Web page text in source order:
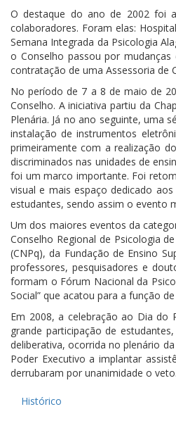
O destaque do ano de 2002 foi
colaboradores. Foram elas:
Semana Integrada da Psicologia
o Conselho passou por
contratação de uma Assessoria de
No período de 7 a 8 de maio de
Conselho. A iniciativa partiu da
Plenária. Já no ano seguinte, uma
instalação de instrumentos
primeiramente com a realização
discriminados nas unidades de
foi um marco importante. Foi
visual e mais espaço dedicado
estudantes, sendo assim o evento
Um dos maiores eventos da
Conselho Regional de Psicologia
(CNPq), da Fundação de Ensino
professores, pesquisadores e
formam o Fórum Nacional da
Social” que acatou para a função
Em 2008, a celebração ao Dia do
grande participação de
deliberativa, ocorrida no plenário
Poder Executivo a implantar
derrubaram por unanimidade o veto.
Histórico